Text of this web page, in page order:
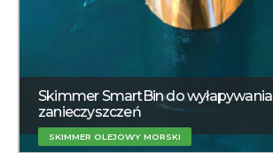
Skimmer SmartBin do wyłapywania
zanieczyszczeń
SKIMMER OLEJOWY MORSKI